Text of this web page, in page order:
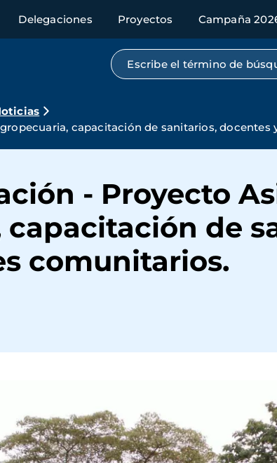
Delegaciones Proyectos Campaña
Búsqueda por texto
capacitación de sanitarios,
- Proyecto
de
comunitarios.